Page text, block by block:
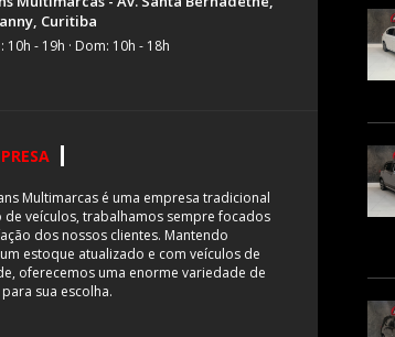
Curitiba
10h - 19h · Dom: 10h - 18h
Multimarcas é uma empresa tradicional
de veículos, trabalhamos sempre focados
dos nossos clientes. Mantendo
estoque atualizado e com veículos de
oferecemos uma enorme variedade de
sua escolha.